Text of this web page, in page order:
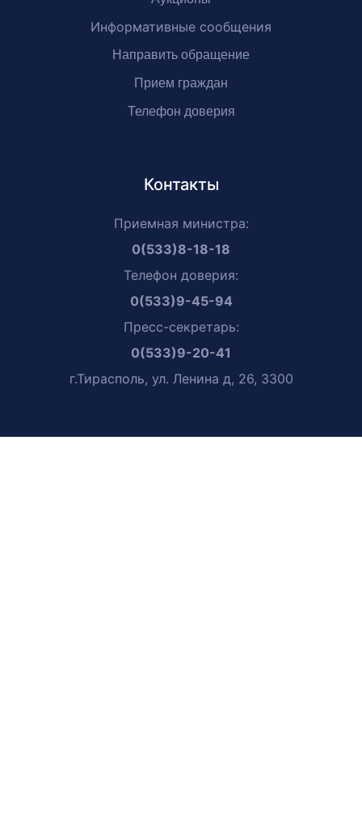
Информативные сообщения
Направить обращение
Прием граждан
Телефон доверия
Контакты
Приемная министра:
0(533)8-18-18
Телефон доверия:
0(533)9-45-94
Пресс-секретарь:
0(533)9-20-41
г.Тирасполь, ул. Ленина д, 26, 3300